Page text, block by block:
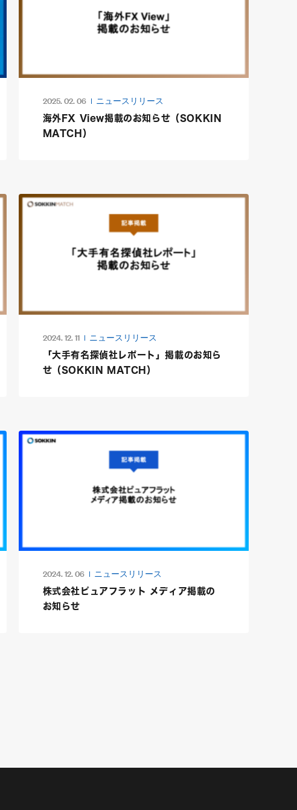
2025. 02. 06 ニュースリリース
海外FX View掲載のお知らせ（SOKKIN
MATCH）
2024. 12. 11 ニュースリリース
「大手有名探偵社レポート」掲載のお知ら
せ（SOKKIN MATCH）
2024. 12. 06 ニュースリリース
株式会社ピュアフラット メディア掲載の
お知らせ